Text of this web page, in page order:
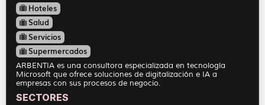
Hoteles
Salud
Servicios
Supermercados
ARBENTIA es una consultora especializada en tecnología
Microsoft que ofrece soluciones de digitalización e IA a
empresas con sus procesos de negocio.
SECTORES